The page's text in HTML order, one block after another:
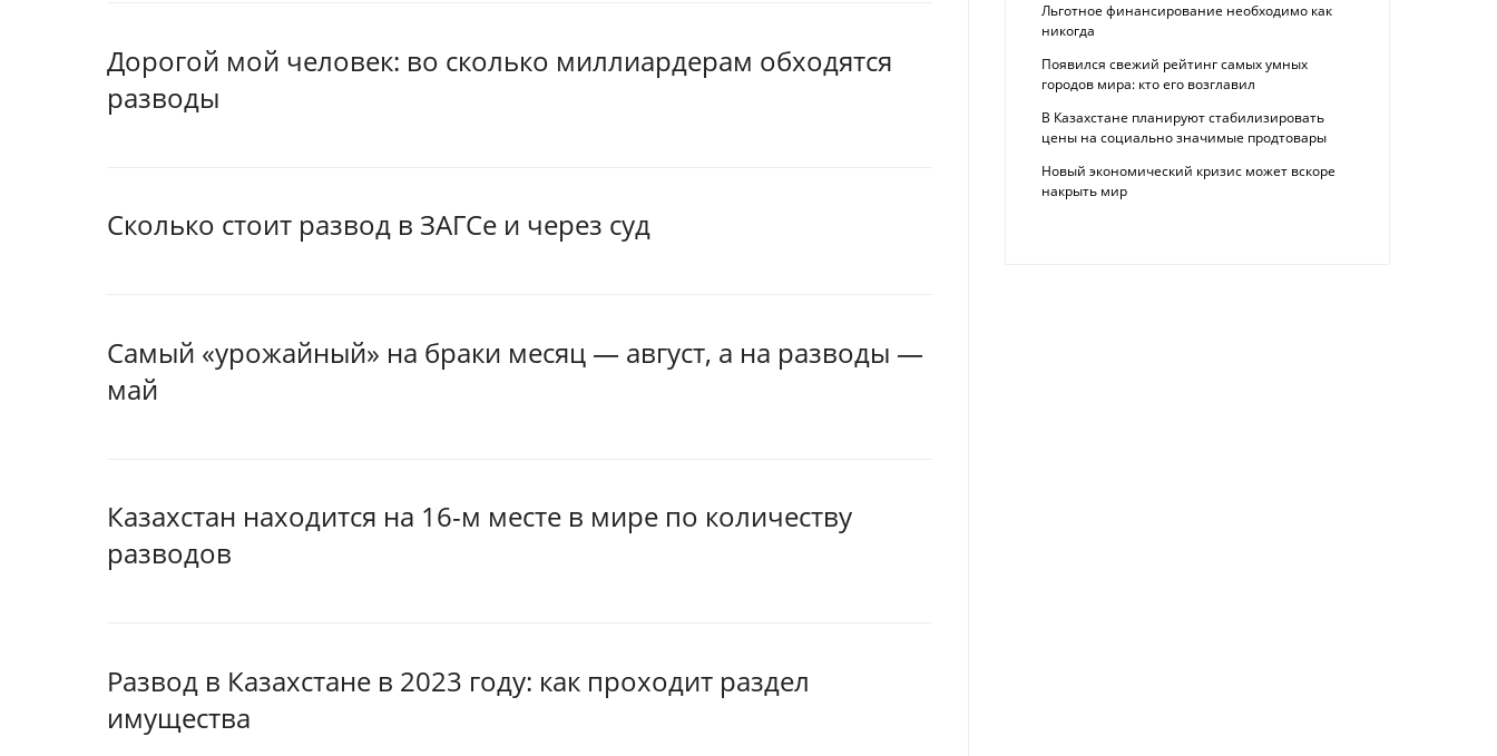
Дорогой мой человек: во сколько миллиардерам обходятся
разводы
Сколько стоит развод в ЗАГСе и через суд
Самый «урожайный» на браки месяц — август, а на разводы —
май
Казахстан находится на 16-м месте в мире по количеству
разводов
Развод в Казахстане в 2023 году: как проходит раздел
имущества
Льготное финансирование необходимо как
никогда
Появился свежий рейтинг самых умных
городов мира: кто его возглавил
В Казахстане планируют стабилизировать
цены на социально значимые продтовары
Новый экономический кризис может вскоре
накрыть мир